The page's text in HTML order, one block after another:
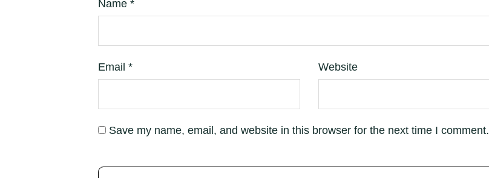
Name *
Email * Website
Save my name, email, and website in this browser for the next time I comment.